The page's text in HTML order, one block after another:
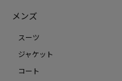
メンズ
スーツ
ジャケット
コート